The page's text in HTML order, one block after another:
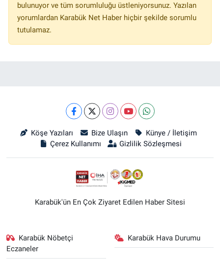
bulunuyor ve tüm sorumluluğu üstleniyorsunuz. Yazılan
yorumlardan Karabük Net Haber hiçbir şekilde sorumlu
tutulamaz.
Köşe Yazıları Bize Ulaşın
Künye / İletişim
Çerez Kullanımı
Gizlilik Sözleşmesi
Karabük'ün En Çok Ziyaret Edilen Haber Sitesi
Karabük Nöbetçi
Eczaneler
Karabük Hava Durumu